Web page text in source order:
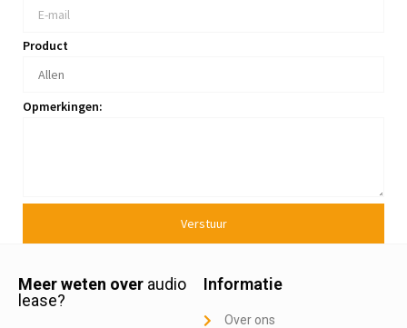
Product
Opmerkingen:
Verstuur
Meer weten over audio
lease?
Informatie
Over ons